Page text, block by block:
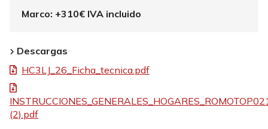
Marco: +310€ IVA incluido
Descargas
HC3LJ_26_Ficha_tecnica.pdf
(2).pdf